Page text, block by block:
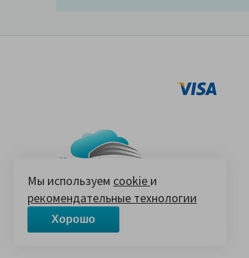
© 2005-2026 «Ваш матрас»
14 лет на Яндекс.Маркете
Мы используем cookie и
рекомендательные технологии
Хорошо